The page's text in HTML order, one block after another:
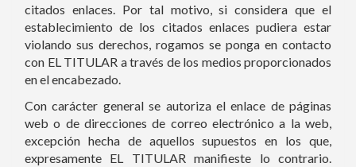
citados enlaces. Por tal motivo, si considera que el
establecimiento de los citados enlaces pudiera estar
violando sus derechos, rogamos se ponga en contacto
con EL TITULAR a través de los medios proporcionados
en el encabezado.
Con carácter general se autoriza el enlace de páginas
web o de direcciones de correo electrónico a la web,
excepción hecha de aquellos supuestos en los que,
expresamente EL TITULAR manifieste lo contrario.